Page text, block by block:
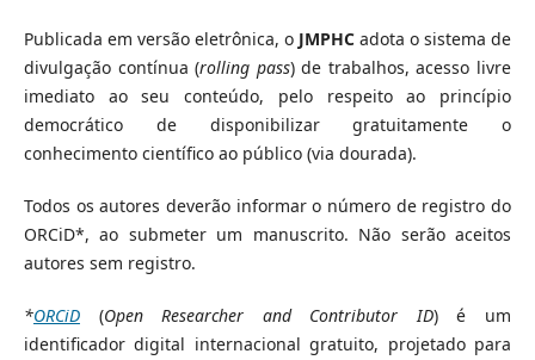
Publicada em versão eletrônica, o JMPHC adota o sistema de
divulgação contínua (rolling pass) de trabalhos, acesso livre
imediato ao seu conteúdo, pelo respeito ao princípio
democrático de disponibilizar gratuitamente o
conhecimento científico ao público (via dourada).
Todos os autores deverão informar o número de registro do
ORCiD*, ao submeter um manuscrito. Não serão aceitos
autores sem registro.
*ORCiD(Open Researcher and Contributor ID) é um
identificador digital internacional gratuito, projetado para